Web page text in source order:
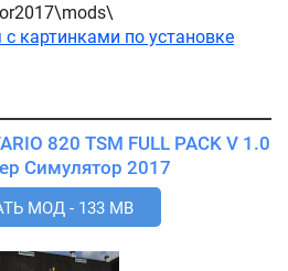
картинками по установке
820 TSM FULL PACK V 1.0
для Фермер Симулятор 2017
МОД - 133 MB